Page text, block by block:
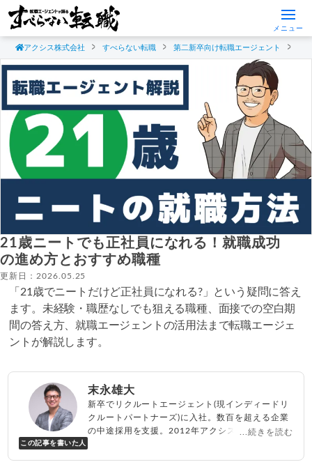
メニュー
アクシス株式会社 すべらない転職 第二新卒向け転職エージェント
21歳ニートでも正社員になれる！就職成功
の進め方とおすすめ職種
更新日：2026.05.25
「21歳でニートだけど正社員になれる?」という疑問に答え
ます。未経験・職歴なしでも狙える職種、面接での空白期
間の答え方、就職エージェントの活用法まで転職エージェ
ントが解説します。
この記事を書いた人
末永雄大
新卒でリクルートエージェント(現インディードリ
クルートパートナーズ)に入社。数百を超える企業
の中途採用を支援。2012年アクシス(株)設立、代
...続きを読む